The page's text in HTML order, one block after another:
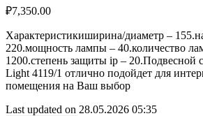
₽7,350.00
Характеристикиширина/диаметр –
220.мощность лампы – 40.количество
1200.степень защиты ip – 20.Подвесной
Light 4119/1 отлично подойдет для
помещения на Ваш выбор
Last updated on 28.05.2026 05:35